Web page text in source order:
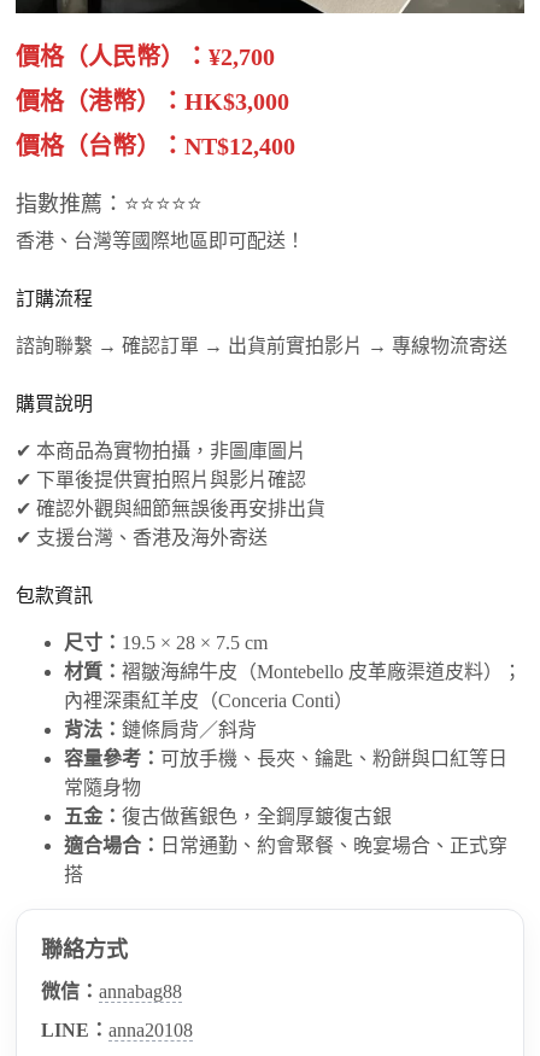
價格（人民幣）：¥2,700
價格（港幣）：HK$3,000
價格（台幣）：NT$12,400
指數推薦：⭐⭐⭐⭐⭐
香港、台灣等國際地區即可配送！
訂購流程
諮詢聯繫 → 確認訂單 → 出貨前實拍影片 → 專線物流寄送
購買說明
✔ 本商品為實物拍攝，非圖庫圖片
✔ 下單後提供實拍照片與影片確認
✔ 確認外觀與細節無誤後再安排出貨
✔ 支援台灣、香港及海外寄送
包款資訊
尺寸： 19.5 × 28 × 7.5 cm
材質：褶皺海綿牛皮（Montebello 皮革廠渠道皮料）；
內裡深棗紅羊皮（Conceria Conti）
背法：鏈條肩背／斜背
容量參考： 可放手機、長夾、鑰匙、粉餅與口紅等日
常隨身物
五金：復古做舊銀色，全鋼厚鍍復古銀
適合場合： 日常通勤、約會聚餐、晚宴場合、正式穿
搭
聯絡方式
微信：annabag88
LINE：anna20108